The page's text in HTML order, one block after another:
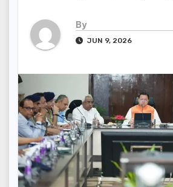
By
JUN 9, 2026